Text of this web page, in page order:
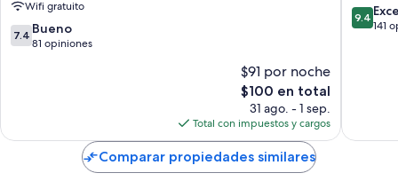
Check-
in
Feldkirch
Wifi gratuito
7.4
de
7.4 Bueno
81 opiniones
$91 por noche
El
precio
actual
es
de
$100
$100 en total
31 ago. - 1 sep.
Total con impuestos y cargos
9.4
de
9.4
141
Comparar propiedades similares